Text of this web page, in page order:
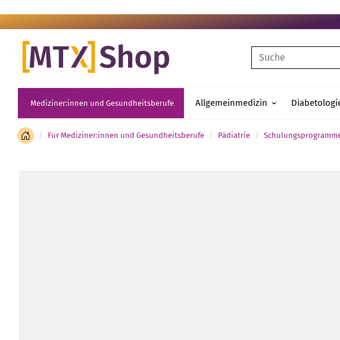
Suche
Allgemeinmedizin Diabetologie